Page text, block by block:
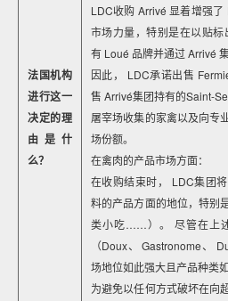
法国机构
进行这一
决定的理
由是什
么？
LDC收购 Arrivé 显着增强
市场力量，特别是在以贴
有 Loué 品牌并通过 Arrivé
因此， LDC承诺出售
售 Arrivé集团持有的Saint-
屠宰场收集的家禽以及向专
场份额。
在禽肉的产品市场方面：
在收购结束时， LDC集团
料的产品方面的地位，特别
类小吃……）。 尽管在上
（Doux、 Gastronome、
场地位如此强大且产品种类如
为避免以任何方式破坏在向